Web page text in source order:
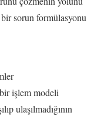
sorun formülasyonu
işlem modeli
ulaşılmadığının